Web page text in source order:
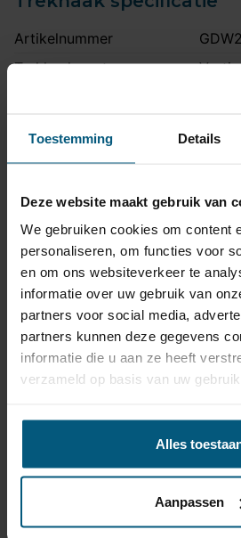
Toestemming Details
Deze website maakt gebruik van
We gebruiken cookies om content
personaliseren, om functies voor
en om ons websiteverkeer te
informatie over uw gebruik van
partners voor social media,
partners kunnen deze gegevens
informatie die u aan ze heeft
verzameld op basis van uw
Alles
Aanpassen
Artikelnummer
Trekhaak systeem
Uitvoering
Na
Maximale kogeldruk
Europees keurmerk
Ja
Bumperuitsnede
Ja
Uitsnede zichtbaar
Nee
Montagetijd
2 uur
Ook voor fietsendrager
Ja
Opmerking
Ook
Artikelnummer